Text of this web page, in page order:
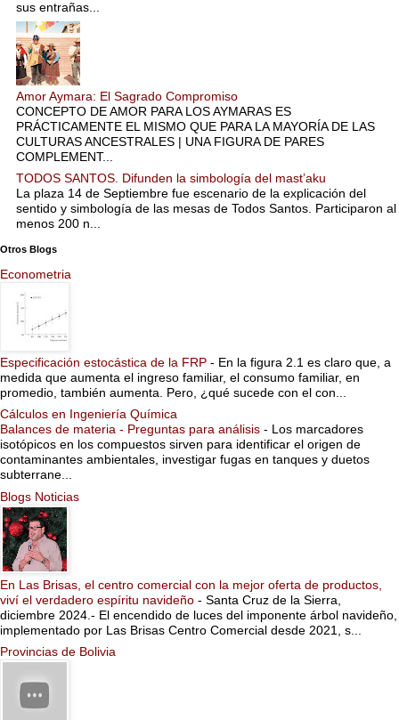
sus entrañas...
Amor Aymara: El Sagrado Compromiso
CONCEPTO DE AMOR PARA LOS AYMARAS ES
PRÁCTICAMENTE EL MISMO QUE PARA LA MAYORÍA DE LAS
CULTURAS ANCESTRALES | UNA FIGURA DE PARES
COMPLEMENT...
TODOS SANTOS. Difunden la simbología del mast’aku
La plaza 14 de Septiembre fue escenario de la explicación del
sentido y simbología de las mesas de Todos Santos. Participaron al
menos 200 n...
Otros Blogs
Econometria
Especificación estocástica de la FRP - En la figura 2.1 es claro que, a
medida que aumenta el ingreso familiar, el consumo familiar, en
promedio, también aumenta. Pero, ¿qué sucede con el con...
Cálculos en Ingeniería Química
Balances de materia - Preguntas para análisis - Los marcadores
isotópicos en los compuestos sirven para identificar el origen de
contaminantes ambientales, investigar fugas en tanques y duetos
subterrane...
Blogs Noticias
En Las Brisas, el centro comercial con la mejor oferta de productos,
viví el verdadero espíritu navideño - Santa Cruz de la Sierra,
diciembre 2024.- El encendido de luces del imponente árbol navideño,
implementado por Las Brisas Centro Comercial desde 2021, s...
Provincias de Bolivia